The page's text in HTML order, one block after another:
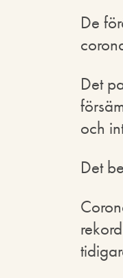
De
Det
och
Det